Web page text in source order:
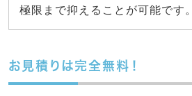
極限まで抑えることが可能です。
お見積りは完全無料！